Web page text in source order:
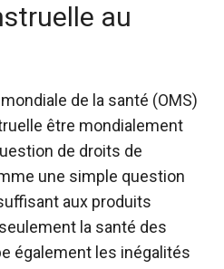
au
de la santé (OMS)
être mondialement
de droits de
une simple question
aux produits
la santé des
également les inégalités